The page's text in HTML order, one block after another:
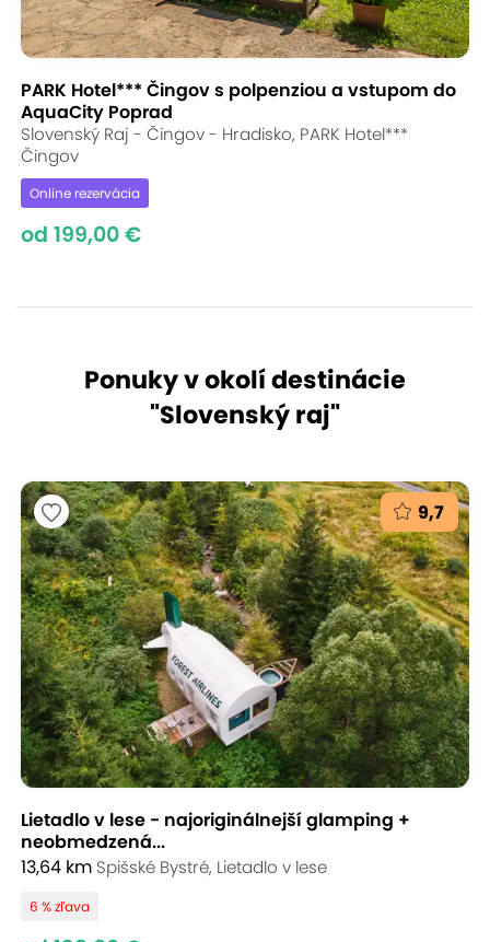
PARK Hotel*** Čingov s polpenziou a vstupom do
AquaCity Poprad
Slovenský Raj - Čingov - Hradisko, PARK Hotel***
Čingov
Online rezervácia
od 199,00 €
Ponuky v okolí destinácie
"Slovenský raj"
9,7
Lietadlo v lese - najoriginálnejší glamping +
neobmedzená...
13,64 km Spišské Bystré, Lietadlo v lese
6 % zľava